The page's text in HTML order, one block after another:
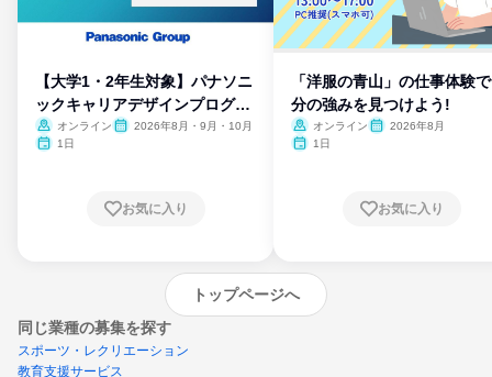
【大学1・2年生対象】パナソニ
ックキャリアデザインプログラ
ム
オンライン
2026年8月・9月・10月
1日
お気に入り
「洋服の青山」の仕事体験
分の強みを見つけよう!
オンライン
2026年8月
1日
お気に入り
トップページへ
同じ業種の募集を探す
スポーツ・レクリエーション
教育支援サービス